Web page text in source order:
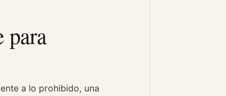
para
a lo prohibido, una